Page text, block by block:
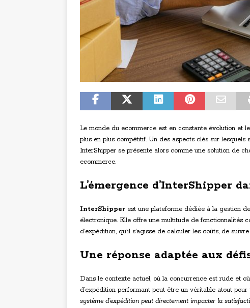
Le monde du ecommerce est en constante évolution et
plus en plus compétitif. Un des aspects clés sur lesquels
InterShipper se présente alors comme une solution de
ecommerce.
L’émergence d’InterShipper
InterShipper est une plateforme dédiée à la gestion
électronique. Elle offre une multitude de fonctionnalités
d’expédition, qu’il s’agisse de calculer les coûts, de
Une réponse adaptée aux
Dans le contexte actuel, où la concurrence est rude et
d’expédition performant peut être un véritable atout
système d’expédition peut directement impacter la